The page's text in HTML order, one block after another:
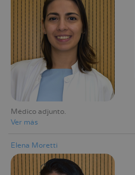
Médico adjunto
Ver más
Elena Moretti